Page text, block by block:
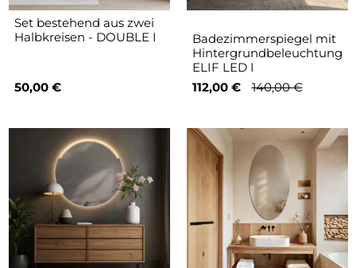
Set bestehend aus zwei
Halbkreisen - DOUBLE I
50,00 €
Badezimmerspiegel mit
Hintergrundbeleuchtung
ELIF LED I
112,00 €
140,00 €